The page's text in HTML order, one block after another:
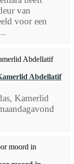
van
voor een
Abdellatif
Kamerlid